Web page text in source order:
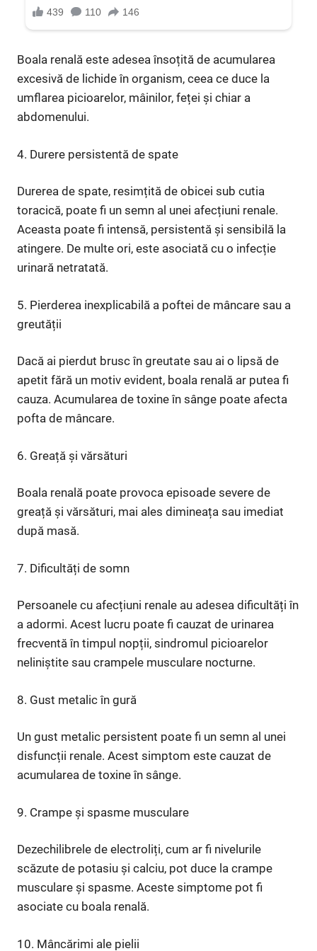
Boala renală este adesea însoțită de acumularea
excesivă de lichide în organism, ceea ce duce la
umflarea picioarelor, mâinilor, feței și chiar a
abdomenului.
4. Durere persistentă de spate
Durerea de spate, resimțită de obicei sub cutia
toracică, poate fi un semn al unei afecțiuni renale.
Aceasta poate fi intensă, persistentă și sensibilă la
atingere. De multe ori, este asociată cu o infecție
urinară netratată.
5. Pierderea inexplicabilă a poftei de mâncare sau a
greutății
Dacă ai pierdut brusc în greutate sau ai o lipsă de
apetit fără un motiv evident, boala renală ar putea fi
cauza. Acumularea de toxine în sânge poate afecta
pofta de mâncare.
6. Greață și vărsături
Boala renală poate provoca episoade severe de
greață și vărsături, mai ales dimineața sau imediat
după masă.
7. Dificultăți de somn
Persoanele cu afecțiuni renale au adesea dificultăți în
a adormi. Acest lucru poate fi cauzat de urinarea
frecventă în timpul nopții, sindromul picioarelor
neliniștite sau crampele musculare nocturne.
8. Gust metalic în gură
Un gust metalic persistent poate fi un semn al unei
disfuncții renale. Acest simptom este cauzat de
acumularea de toxine în sânge.
9. Crampe și spasme musculare
Dezechilibrele de electroliți, cum ar fi nivelurile
scăzute de potasiu și calciu, pot duce la crampe
musculare și spasme. Aceste simptome pot fi
asociate cu boala renală.
10. Mâncărimi ale pielii